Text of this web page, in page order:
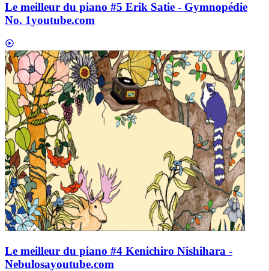
Le meilleur du piano #5 Erik Satie - Gymnopédie
No. 1youtube.com
Le meilleur du piano #4 Kenichiro Nishihara -
Nebulosayoutube.com